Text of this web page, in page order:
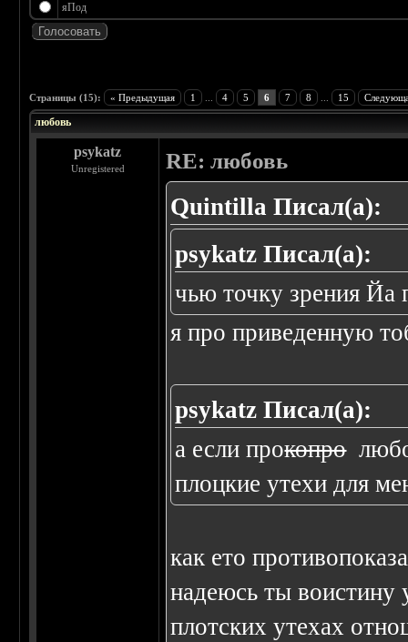
яПод
Страницы (15): « Предыдущая 1 4 5 6 7 8 15
любовь
psykatz
Unregistered RE: любовь
Quintilla Писал(а):
psykatz Писал(а):
чью точку зрения Йа
я про приведенную
psykatz Писал(а):
а если прокопро
плоцкие утехи для
как ето
надеюсь ты
плотских утехах